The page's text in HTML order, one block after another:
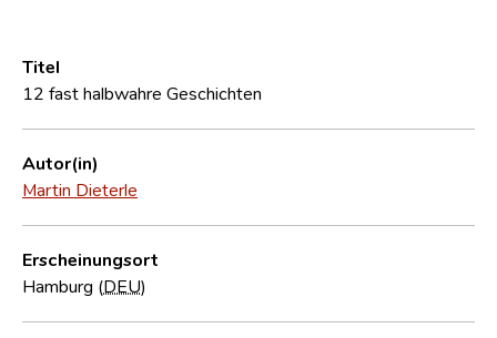
Häufige Fragen und Antworten
CNL
Forschungsgruppe
Kontakt
Titel
12 fast halbwahre Geschichten
Autor(in)
Martin Dieterle
Erscheinungsort
Hamburg (DEU)